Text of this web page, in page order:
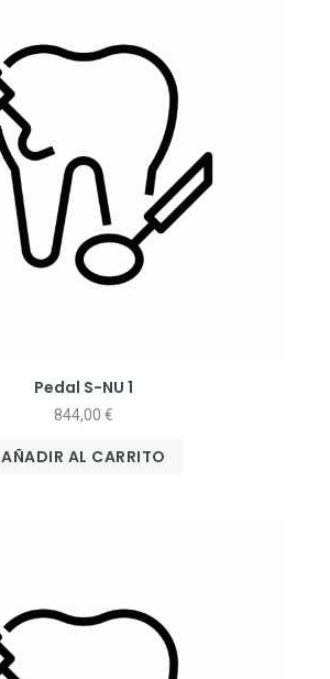
Pedal S-NU 1
844,00 €
AÑADIR AL CARRITO